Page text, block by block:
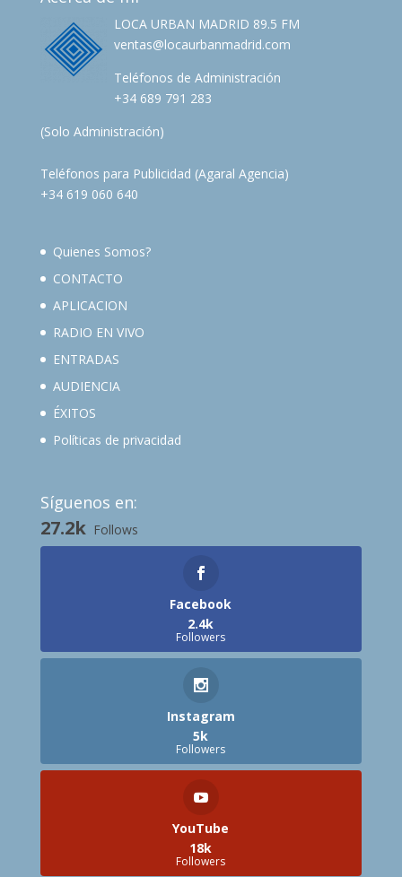
LOCA URBAN MADRID 89.5 FM
ventas@locaurbanmadrid.com
Teléfonos de Administración
+34 689 791 283
(Solo Administración)
Teléfonos para Publicidad (Agaral Agencia)
+34 619 060 640
Quienes Somos?
CONTACTO
APLICACION
RADIO EN VIVO
ENTRADAS
AUDIENCIA
ÉXITOS
Políticas de privacidad
Síguenos en:
27.2k Follows
Facebook
2.4k
Followers
Instagram
5k
Followers
YouTube
18k
Followers